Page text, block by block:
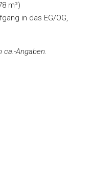
m²)
in das EG/OG,
ca.-Angaben.